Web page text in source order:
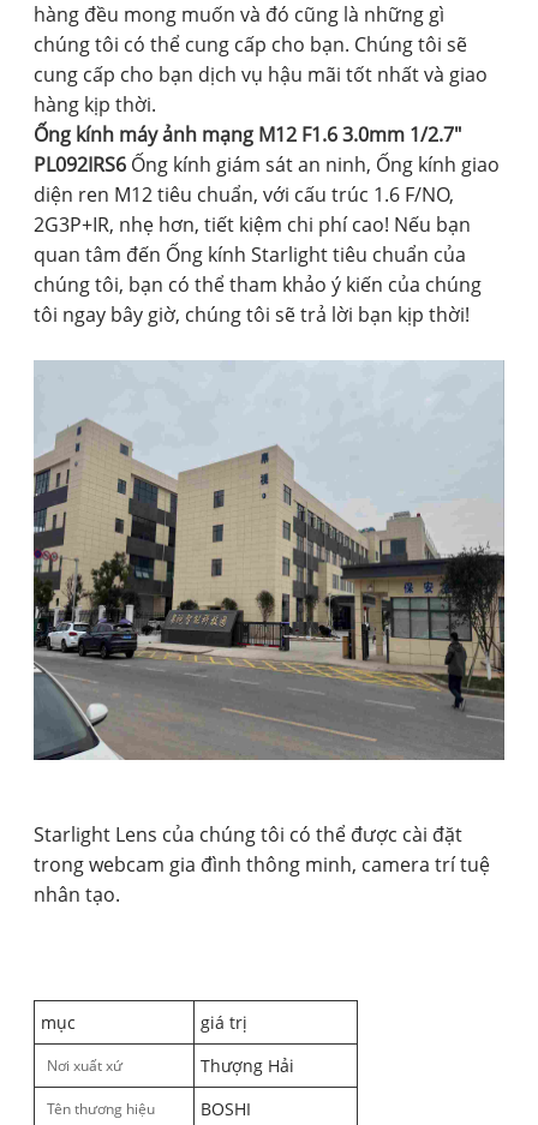
hàng đều mong muốn và đó cũng là những gì
chúng tôi có thể cung cấp cho bạn. Chúng tôi sẽ
cung cấp cho bạn dịch vụ hậu mãi tốt nhất và giao
hàng kịp thời.
Ống kính máy ảnh mạng M12 F1.6 3.0mm 1/2.7"
PL092IRS6 Ống kính giám sát an ninh, Ống kính giao
diện ren M12 tiêu chuẩn, với cấu trúc 1.6 F/NO,
2G3P+IR, nhẹ hơn, tiết kiệm chi phí cao! Nếu bạn
quan tâm đến Ống kính Starlight tiêu chuẩn của
chúng tôi, bạn có thể tham khảo ý kiến ​​của chúng
tôi ngay bây giờ, chúng tôi sẽ trả lời bạn kịp thời!
Starlight Lens của chúng tôi có thể được cài đặt
trong webcam gia đình thông minh, camera trí tuệ
nhân tạo.
mục giá trị
Nơi xuất xứ Thượng Hải
Tên thương hiệu BOSHI